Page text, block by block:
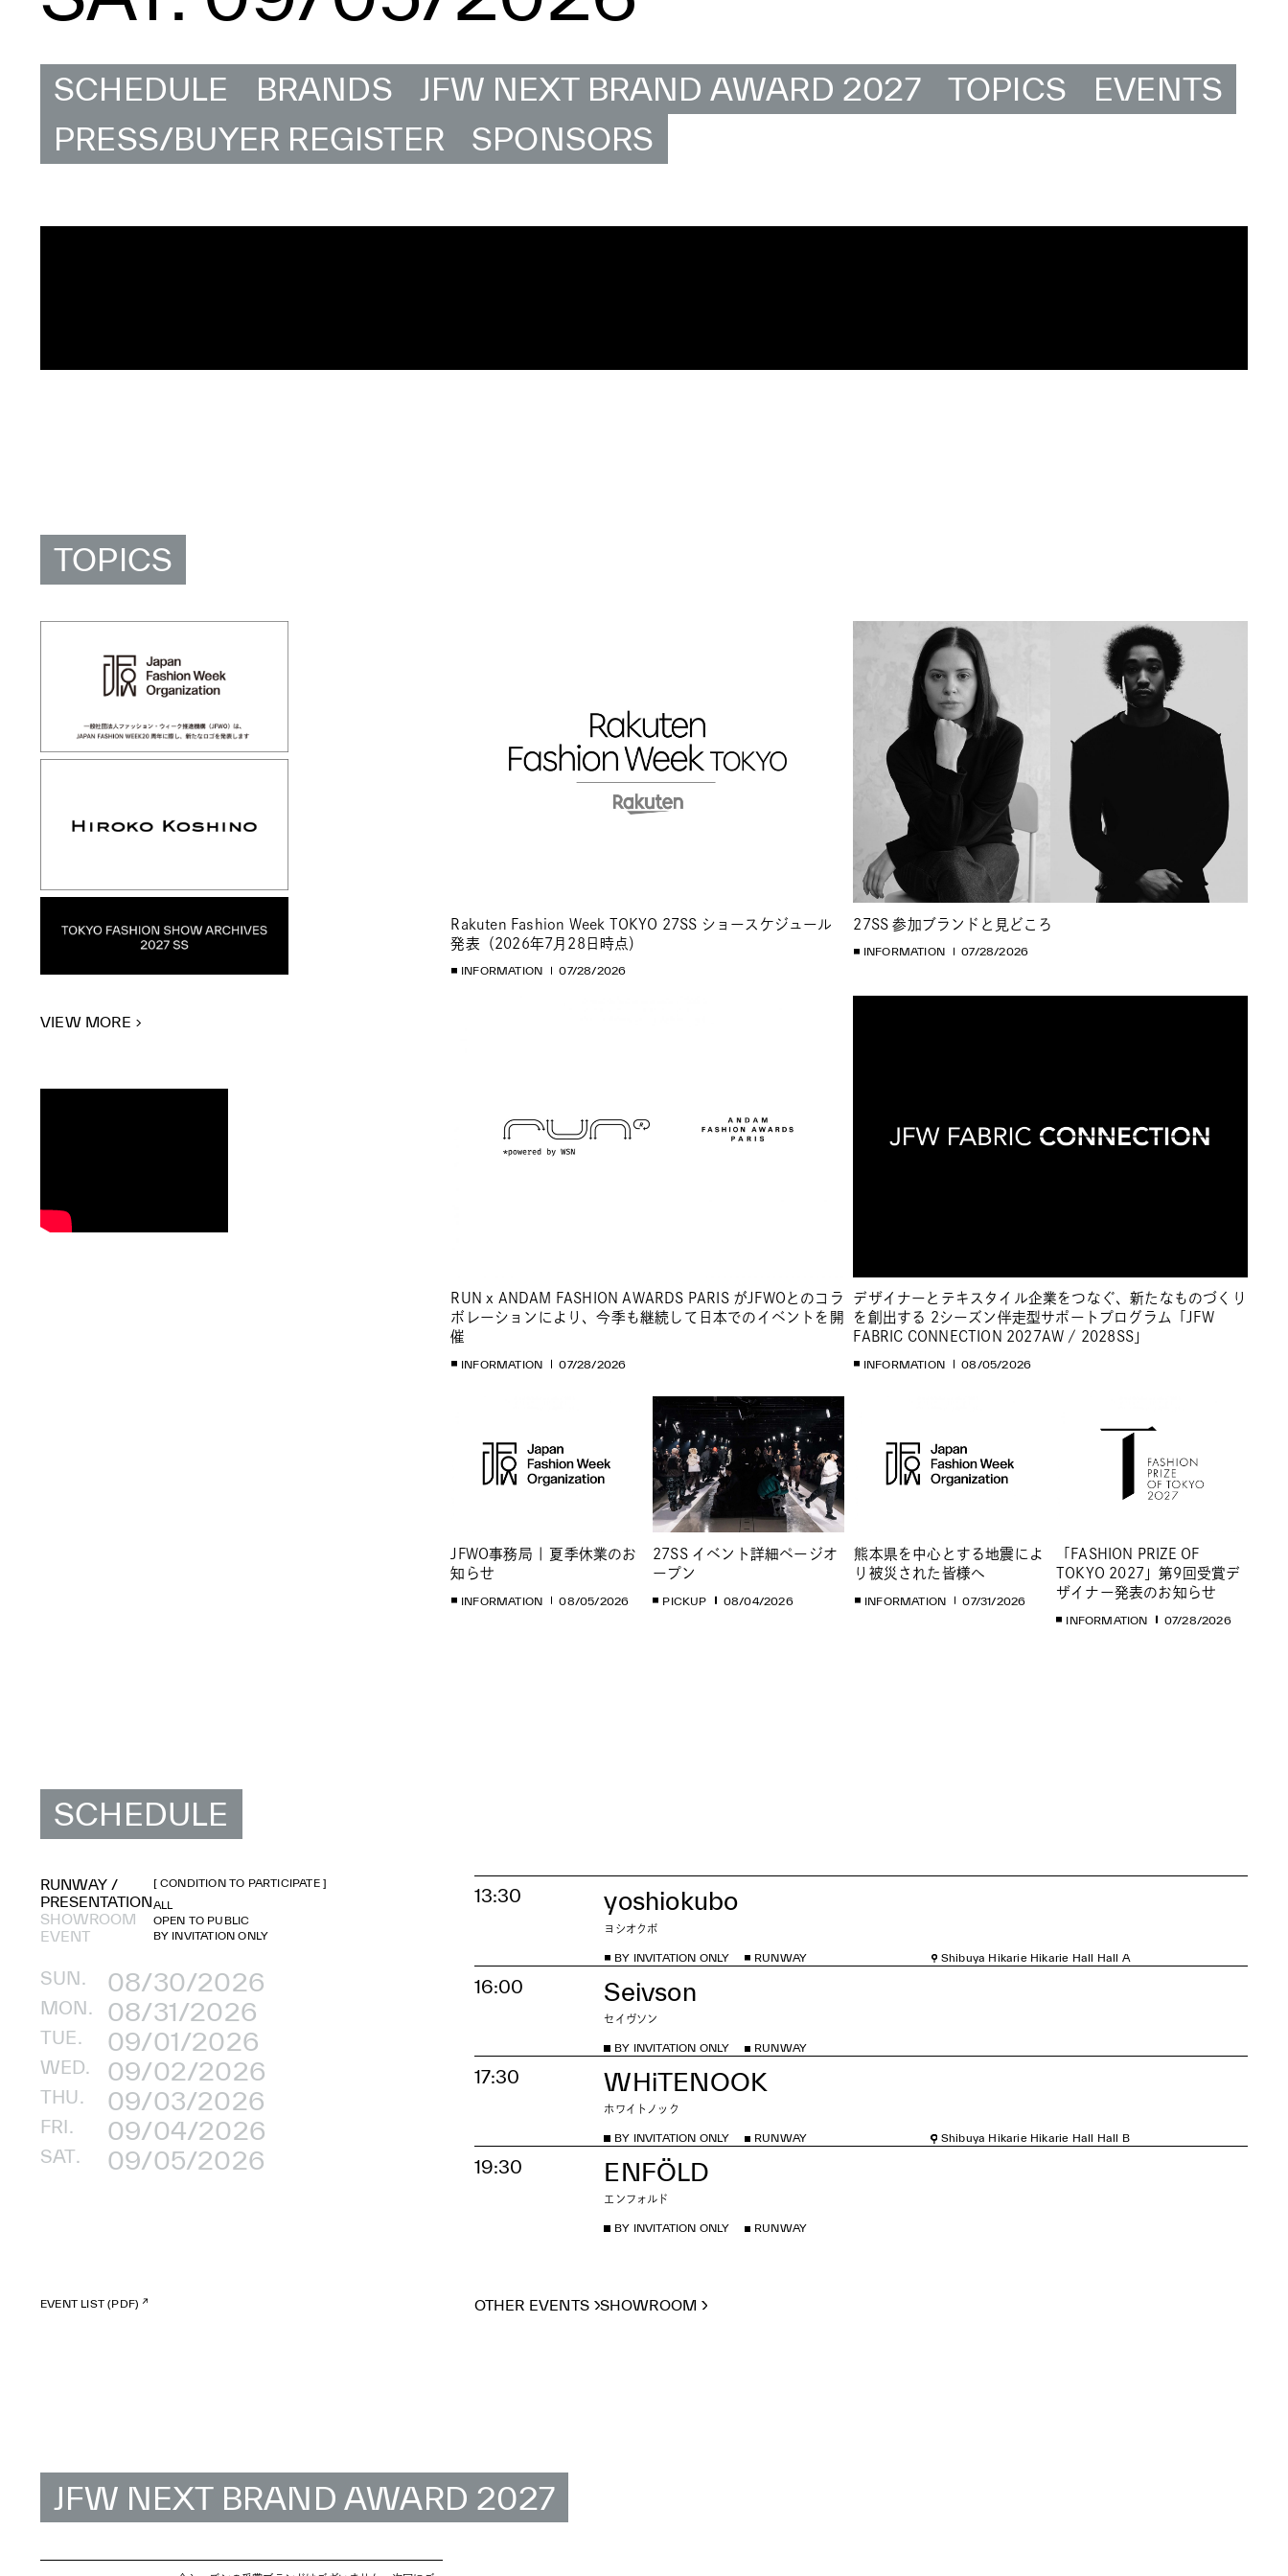
SCHEDULE BRANDS JFW NEXT BRAND AWARD 2027 TOPICS
EVENTS
PRESS/BUYER REGISTER
SPONSORS
TOPICS
VIEW MORE
Rakuten Fashion Week TOKYO 27SS ショースケジュール
発表（2026年7月28日時点）
INFORMATION 07/28/2026
27SS 参加ブランドと見どころ
INFORMATION 07/28/2026
RUN x ANDAM FASHION AWARDS PARIS がJFWOとのコラ
ボレーションにより、今季も継続して日本でのイベントを開
催
INFORMATION 07/28/2026
デザイナーとテキスタイル企業をつなぐ、新たなものづくり
を創出する 2シーズン伴走型サポートプログラム「JFW
FABRIC CONNECTION 2027AW / 2028SS」
INFORMATION 08/05/2026
JFWO事務局 | 夏季休業のお
知らせ
INFORMATION 08/05/2026
27SS イベント詳細ページオ
ープン
PICKUP 08/04/2026
熊本県を中心とする地震によ
り被災された皆様へ
INFORMATION 07/31/2026
「FASHION PRIZE OF
TOKYO 2027」第9回受賞デ
ザイナー発表のお知らせ
INFORMATION 07/28/2026
SCHEDULE
RUNWAY /
PRESENTATION
SHOWROOM
EVENT
[ CONDITION TO PARTICIPATE ]
ALL
OPEN TO PUBLIC
BY INVITATION ONLY
SUN. 08/30/2026
MON. 08/31/2026
TUE. 09/01/2026
WED. 09/02/2026
THU. 09/03/2026
FRI. 09/04/2026
SAT. 09/05/2026
13:30 yoshiokubo
ヨシオクボ
BY INVITATION ONLY RUNWAY Shibuya Hikarie Hikarie Hall Hall A
16:00 Seivson
セイヴソン
BY INVITATION ONLY RUNWAY
17:30 WHiTENOOK
ホワイトノック
BY INVITATION ONLY RUNWAY Shibuya Hikarie Hikarie Hall Hall B
19:30 ENFÖLD
エンフォルド
BY INVITATION ONLY RUNWAY
EVENT LIST (PDF) OTHER EVENTS SHOWROOM
JFW NEXT BRAND AWARD 2027